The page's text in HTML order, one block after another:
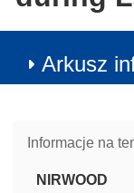
Arkusz
Informacje na
NIRWOOD